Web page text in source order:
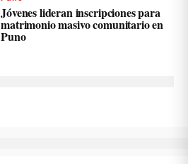
Jóvenes lideran inscripciones para
matrimonio masivo comunitario en
Puno